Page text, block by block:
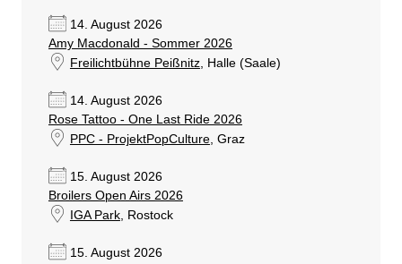
14. August 2026
Amy Macdonald - Sommer 2026
Freilichtbühne Peißnitz, Halle (Saale)
14. August 2026
Rose Tattoo - One Last Ride 2026
PPC - ProjektPopCulture, Graz
15. August 2026
Broilers Open Airs 2026
IGA Park, Rostock
15. August 2026